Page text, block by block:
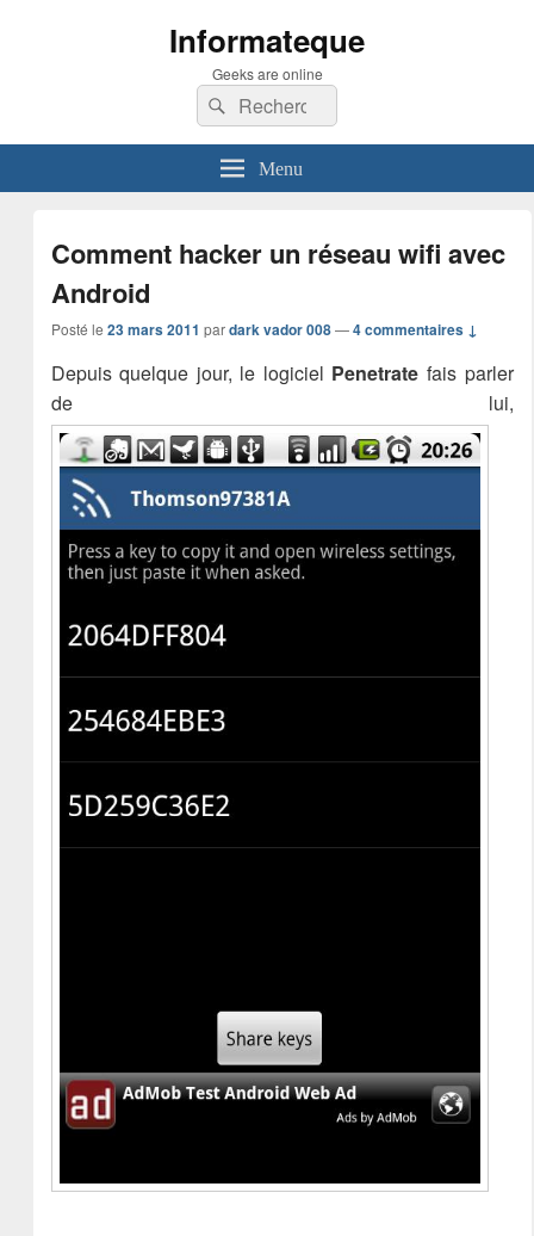
Informateque
Geeks are online
Recherche :
Rechercher
Menu
Comment hacker un réseau wifi avec
Android
Posté le 23 mars 2011 pardark vador 008 —4 commentaires ↓
Depuis quelque jour, le logiciel Penetrate fais parler
de lui,